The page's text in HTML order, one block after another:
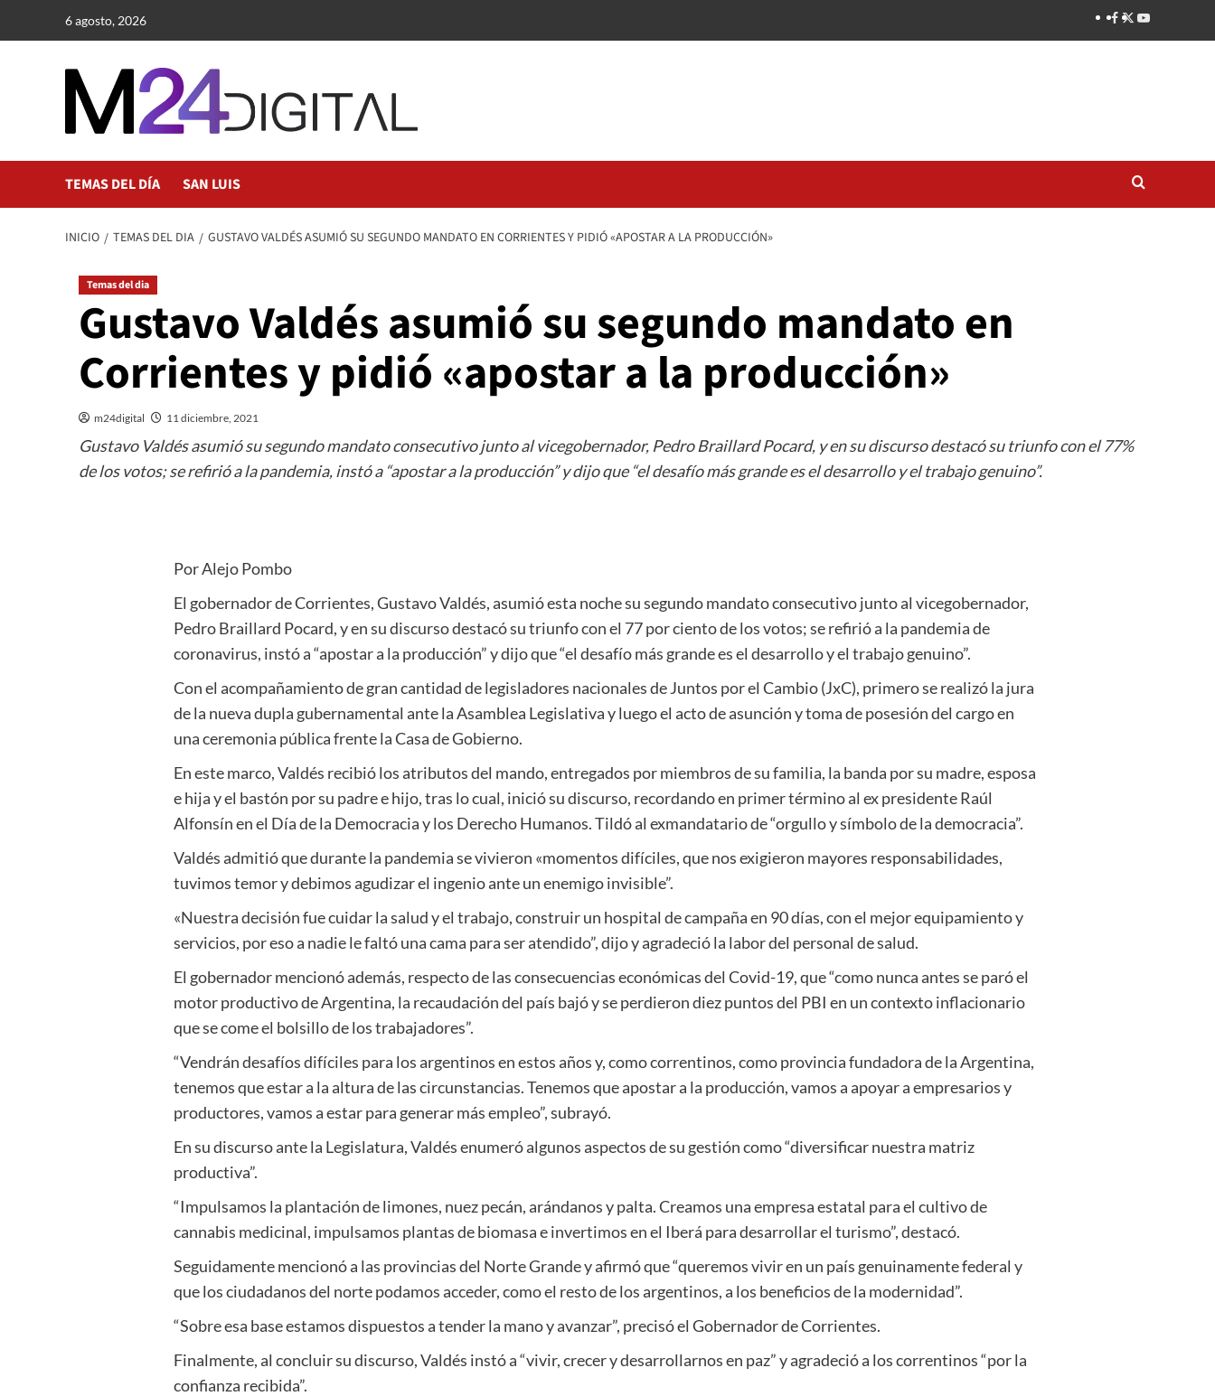
6 agosto, 2026
TEMAS DEL DÍA SAN LUIS
INICIO TEMAS DEL DIA GUSTAVO VALDÉS ASUMIÓ SU SEGUNDO MANDATO EN CORRIENTES Y PIDIÓ «APOSTAR A LA PRODUCCIÓN»
Temas del dia
Gustavo Valdés asumió su segundo mandato en
Corrientes y pidió «apostar a la producción»
m24digital 11 diciembre, 2021
Gustavo Valdés asumió su segundo mandato consecutivo junto al vicegobernador, Pedro Braillard Pocard, y en su discurso destacó su triunfo con el 77%
de los votos; se refirió a la pandemia, instó a “apostar a la producción” y dijo que “el desafío más grande es el desarrollo y el trabajo genuino”.
Por Alejo Pombo
El gobernador de Corrientes, Gustavo Valdés, asumió esta noche su segundo mandato consecutivo junto al vicegobernador,
Pedro Braillard Pocard, y en su discurso destacó su triunfo con el 77 por ciento de los votos; se refirió a la pandemia de
coronavirus, instó a “apostar a la producción” y dijo que “el desafío más grande es el desarrollo y el trabajo genuino”.
Con el acompañamiento de gran cantidad de legisladores nacionales de Juntos por el Cambio (JxC), primero se realizó la jura
de la nueva dupla gubernamental ante la Asamblea Legislativa y luego el acto de asunción y toma de posesión del cargo en
una ceremonia pública frente la Casa de Gobierno.
En este marco, Valdés recibió los atributos del mando, entregados por miembros de su familia, la banda por su madre, esposa
e hija y el bastón por su padre e hijo, tras lo cual, inició su discurso, recordando en primer término al ex presidente Raúl
Alfonsín en el Día de la Democracia y los Derecho Humanos. Tildó al exmandatario de “orgullo y símbolo de la democracia”.
Valdés admitió que durante la pandemia se vivieron «momentos difíciles, que nos exigieron mayores responsabilidades,
tuvimos temor y debimos agudizar el ingenio ante un enemigo invisible”.
«Nuestra decisión fue cuidar la salud y el trabajo, construir un hospital de campaña en 90 días, con el mejor equipamiento y
servicios, por eso a nadie le faltó una cama para ser atendido”, dijo y agradeció la labor del personal de salud.
El gobernador mencionó además, respecto de las consecuencias económicas del Covid-19, que “como nunca antes se paró el
motor productivo de Argentina, la recaudación del país bajó y se perdieron diez puntos del PBI en un contexto inflacionario
que se come el bolsillo de los trabajadores”.
“Vendrán desafíos difíciles para los argentinos en estos años y, como correntinos, como provincia fundadora de la Argentina,
tenemos que estar a la altura de las circunstancias. Tenemos que apostar a la producción, vamos a apoyar a empresarios y
productores, vamos a estar para generar más empleo”, subrayó.
En su discurso ante la Legislatura, Valdés enumeró algunos aspectos de su gestión como “diversificar nuestra matriz
productiva”.
“Impulsamos la plantación de limones, nuez pecán, arándanos y palta. Creamos una empresa estatal para el cultivo de
cannabis medicinal, impulsamos plantas de biomasa e invertimos en el Iberá para desarrollar el turismo”, destacó.
Seguidamente mencionó a las provincias del Norte Grande y afirmó que “queremos vivir en un país genuinamente federal y
que los ciudadanos del norte podamos acceder, como el resto de los argentinos, a los beneficios de la modernidad”.
“Sobre esa base estamos dispuestos a tender la mano y avanzar”, precisó el Gobernador de Corrientes.
Finalmente, al concluir su discurso, Valdés instó a “vivir, crecer y desarrollarnos en paz” y agradeció a los correntinos “por la
confianza recibida”.